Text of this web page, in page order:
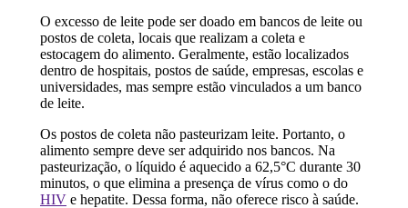
O excesso de leite pode ser doado em bancos de leite ou
postos de coleta, locais que realizam a coleta e
estocagem do alimento. Geralmente, estão localizados
dentro de hospitais, postos de saúde, empresas, escolas e
universidades, mas sempre estão vinculados a um banco
de leite.
Os postos de coleta não pasteurizam leite. Portanto, o
alimento sempre deve ser adquirido nos bancos. Na
pasteurização, o líquido é aquecido a 62,5°C durante 30
minutos, o que elimina a presença de vírus como o do
HIVe hepatite. Dessa forma, não oferece risco à saúde.